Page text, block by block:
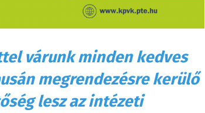
várunk minden kedves
megrendezésre kerülő
lesz az intézeti